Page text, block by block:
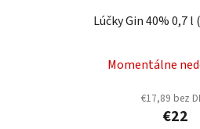
Lúčky Gin 40% 0,7
Momentálne
€17,89 bez
€22